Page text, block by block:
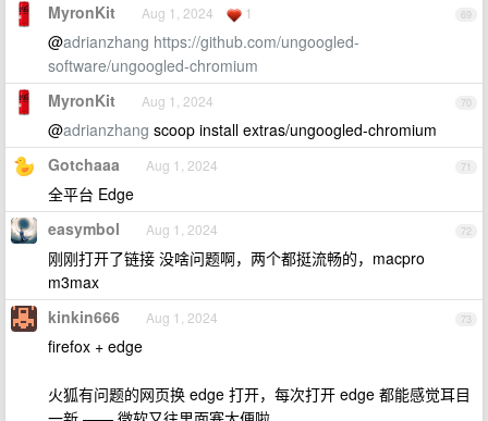
69
MyronKit Aug 1, 2024 1
@adrianzhang https://github.com/ungoogled-
software/ungoogled-chromium
70
MyronKit Aug 1, 2024
@adrianzhang scoop install extras/ungoogled-chromium
71
Gotchaaa Aug 1, 2024
全平台 Edge
72
easymbol Aug 1, 2024
刚刚打开了链接 没啥问题啊，两个都挺流畅的，macpro
m3max
73
kinkin666 Aug 1, 2024
firefox + edge
火狐有问题的网页换 edge 打开，每次打开 edge 都能感觉耳目